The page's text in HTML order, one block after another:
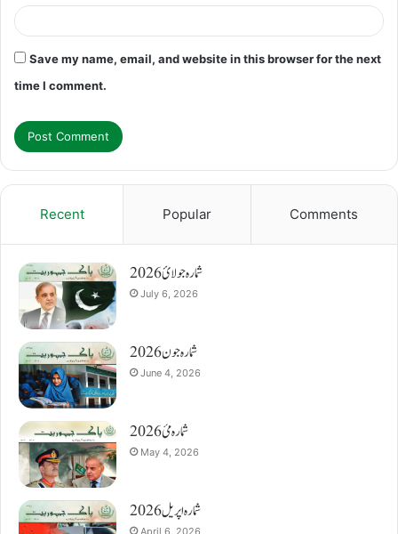
Save my name, email, and website in this browser for the next
time I comment.
Recent Popular Comments
شمارہ جولائ 2026
July 6, 2026
شمارہ جون 2026
June 4, 2026
شمارہ مئ 2026
May 4, 2026
شمارہ اپریل 2026
April 6, 2026